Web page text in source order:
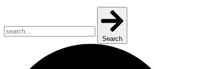
Search